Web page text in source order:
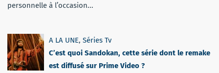
personnelle à l’occasion...
A LA UNE, Séries Tv
C’est quoi Sandokan, cette série dont le remake
est diffusé sur Prime Video ?